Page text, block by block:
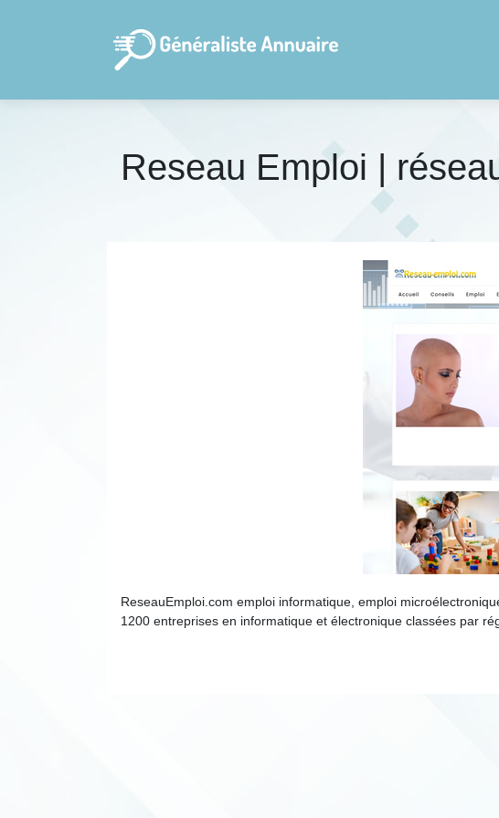
Reseau Emploi |
ReseauEmploi.com emploi informatique, emploi
1200 entreprises en informatique et électronique classées par